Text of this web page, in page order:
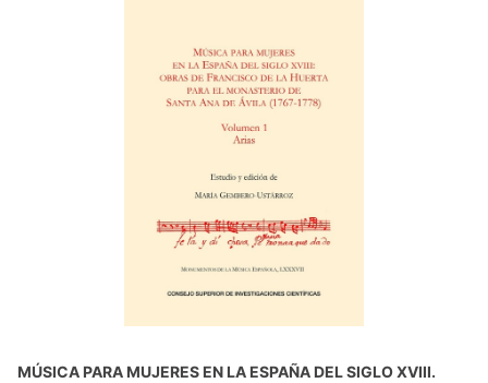
MÚSICA PARA MUJERES EN LA ESPAÑA DEL SIGLO XVIII.